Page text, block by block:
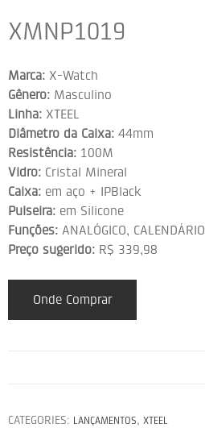
XMNP1019
Marca: X-Watch
Gênero: Masculino
Linha: XTEEL
Diâmetro da Caixa: 44mm
Resistência: 100M
Vidro: Cristal Mineral
Caixa: em aço + IPBlack
Pulseira: em Silicone
Funções: ANALÓGICO, CALENDÁRIO
Preço sugerido: R$ 339,98
Onde Comprar
CATEGORIES: LANÇAMENTOS, XTEEL